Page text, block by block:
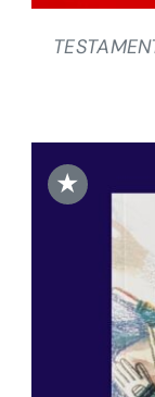
★